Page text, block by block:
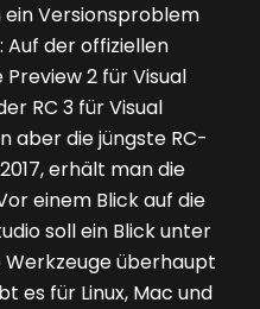
Versionsproblem
Auf der offiziellen
2 für Visual
RC 3 für Visual
aber die jüngste RC-
erhält man die
einem Blick auf die
soll ein Blick unter
Werkzeuge überhaupt
es für Linux, Mac und